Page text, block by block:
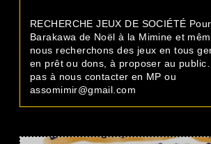
RECHERCHE JEUX DE SOCIÉTÉ
Barakawa de Noël à la Mimine et
nous recherchons des jeux en tous
en prêt ou dons, à proposer au
pas à nous contacter en MP ou
assomimir@gmail.com